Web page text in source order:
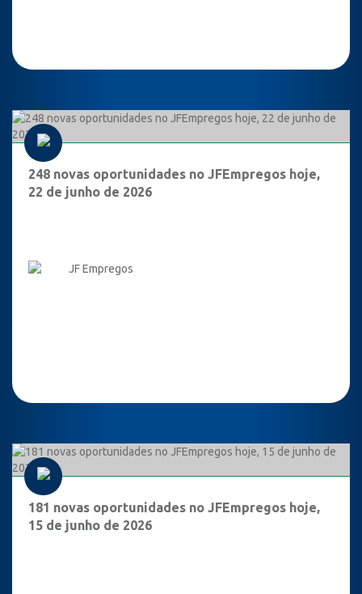
248 novas oportunidades no JFEmpregos hoje,
22 de junho de 2026
JF Empregos
181 novas oportunidades no JFEmpregos hoje,
15 de junho de 2026